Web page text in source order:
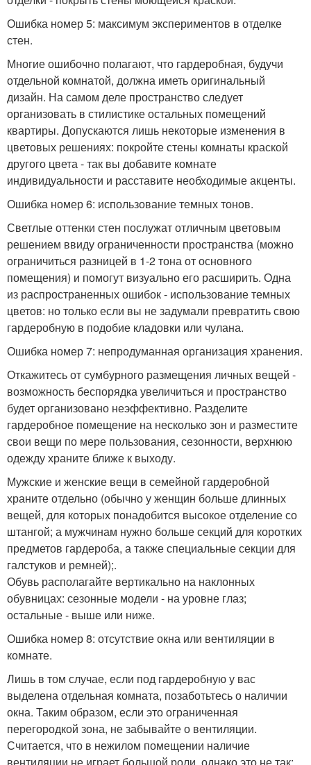
Ошибка номер 5: максимум экспериментов в отделке
стен.
Многие ошибочно полагают, что гардеробная, будучи
отдельной комнатой, должна иметь оригинальный
дизайн. На самом деле пространство следует
организовать в стилистике остальных помещений
квартиры. Допускаются лишь некоторые изменения в
цветовых решениях: покройте стены комнаты краской
другого цвета - так вы добавите комнате
индивидуальности и расставите необходимые акценты.
Ошибка номер 6: использование темных тонов.
Светлые оттенки стен послужат отличным цветовым
решением ввиду ограниченности пространства (можно
ограничиться разницей в 1-2 тона от основного
помещения) и помогут визуально его расширить. Одна
из распространенных ошибок - использование темных
цветов: но только если вы не задумали превратить свою
гардеробную в подобие кладовки или чулана.
Ошибка номер 7: непродуманная организация хранения.
Откажитесь от сумбурного размещения личных вещей -
возможность беспорядка увеличиться и пространство
будет организовано неэффективно. Разделите
гардеробное помещение на несколько зон и разместите
свои вещи по мере пользования, сезонности, верхнюю
одежду храните ближе к выходу.
Мужские и женские вещи в семейной гардеробной
храните отдельно (обычно у женщин больше длинных
вещей, для которых понадобится высокое отделение со
штангой; а мужчинам нужно больше секций для коротких
предметов гардероба, а также специальные секции для
галстуков и ремней);.
Обувь располагайте вертикально на наклонных
обувницах: сезонные модели - на уровне глаз;
остальные - выше или ниже.
Ошибка номер 8: отсутствие окна или вентиляции в
комнате.
Лишь в том случае, если под гардеробную у вас
выделена отдельная комната, позаботьтесь о наличии
окна. Таким образом, если это ограниченная
перегородкой зона, не забывайте о вентиляции.
Считается, что в нежилом помещении наличие